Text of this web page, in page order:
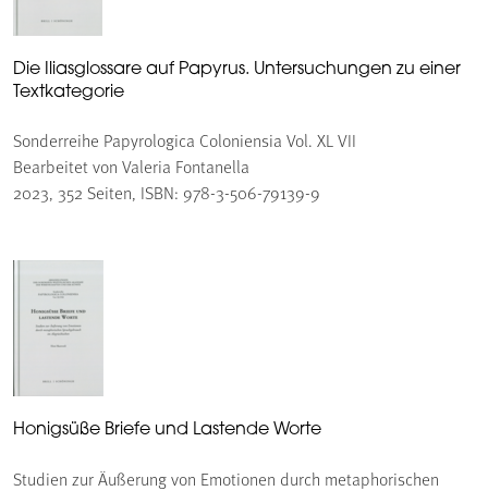
Die Iliasglossare auf Papyrus. Untersuchungen zu einer
Textkategorie
Sonderreihe Papyrologica Coloniensia Vol. XL VII
Bearbeitet von Valeria Fontanella
2023, 352 Seiten, ISBN: 978-3-506-79139-9
Honigsüße Briefe und Lastende Worte
Studien zur Äußerung von Emotionen durch metaphorischen